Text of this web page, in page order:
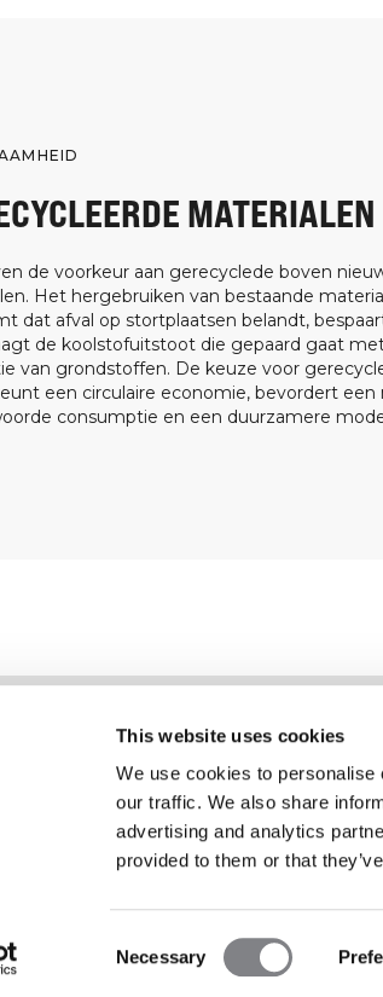
This website uses cookies
We use cookies to
our traffic. We also share
advertising and analytics
provided to them or that
Selection
Necessary
MATERIALEN
de voorkeur aan gerecyclede boven
Het hergebruiken van bestaande
dat afval op stortplaatsen belandt,
de koolstofuitstoot die gepaard gaat
van grondstoffen. De keuze voor
een circulaire economie, bevordert een
consumptie en een duurzamere